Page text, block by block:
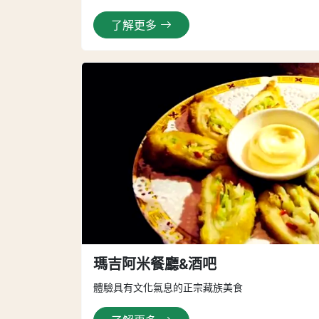
了解更多
瑪吉阿米餐廳&酒吧
體驗具有文化氣息的正宗藏族美食